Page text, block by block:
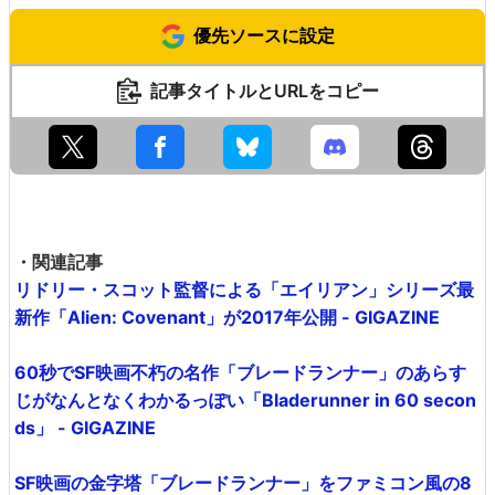
優先ソースに設定
記事タイトルとURLをコピー
・関連記事
リドリー・スコット監督による「エイリアン」シリーズ最
新作「Alien: Covenant」が2017年公開 - GIGAZINE
60秒でSF映画不朽の名作「ブレードランナー」のあらす
じがなんとなくわかるっぽい「Bladerunner in 60 secon
ds」 - GIGAZINE
SF映画の金字塔「ブレードランナー」をファミコン風の8